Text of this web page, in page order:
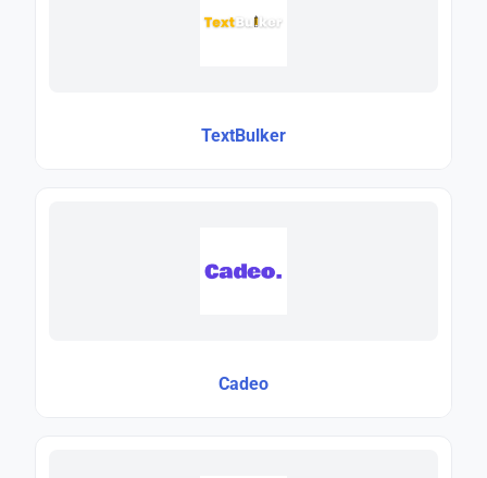
TextBulker
Cadeo